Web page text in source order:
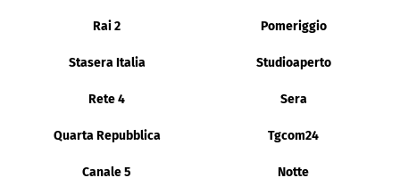
Rai 2 Pomeriggio
Stasera Italia Studioaperto
Rete 4 Sera
Quarta Repubblica Tgcom24
Canale 5 Notte